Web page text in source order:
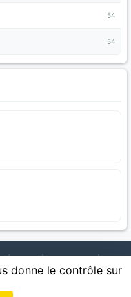
54
54
| Carte | Communes |
protégées | Forets |
donne le contrôle sur